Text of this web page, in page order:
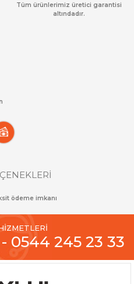
Tüm ürünlerimiz üretici garantisi
altındadır.
ödeme imkanı
0544 245 23 33